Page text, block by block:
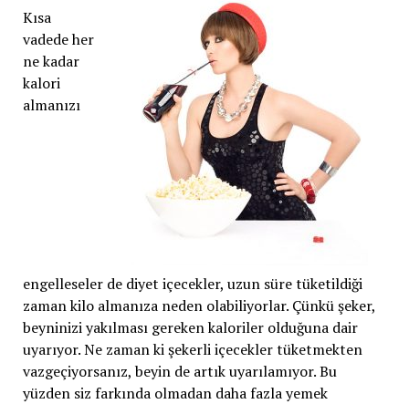
Kısa
vadede her
ne kadar
kalori
almanızı
engelleseler de diyet içecekler, uzun süre tüketildiği
zaman kilo almanıza neden olabiliyorlar. Çünkü şeker,
beyninizi yakılması gereken kaloriler olduğuna dair
uyarıyor. Ne zaman ki şekerli içecekler tüketmekten
vazgeçiyorsanız, beyin de artık uyarılamıyor. Bu
yüzden siz farkında olmadan daha fazla yemek